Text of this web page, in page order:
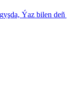
Ýaz bilen